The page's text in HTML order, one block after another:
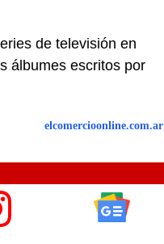
de televisión en
álbumes escritos por
elcomercioonline.com.ar